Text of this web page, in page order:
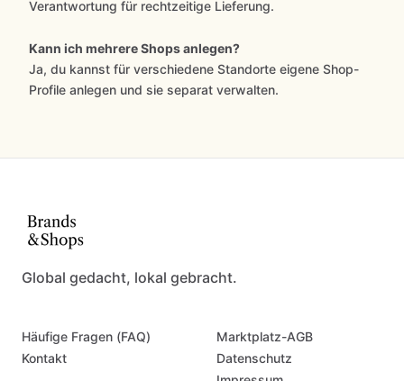
Verantwortung für rechtzeitige Lieferung.
Kann ich mehrere Shops anlegen?
Ja, du kannst für verschiedene Standorte eigene Shop-
Profile anlegen und sie separat verwalten.
Global gedacht, lokal gebracht.
Häufige Fragen (FAQ)
Kontakt
Marktplatz-AGB
Datenschutz